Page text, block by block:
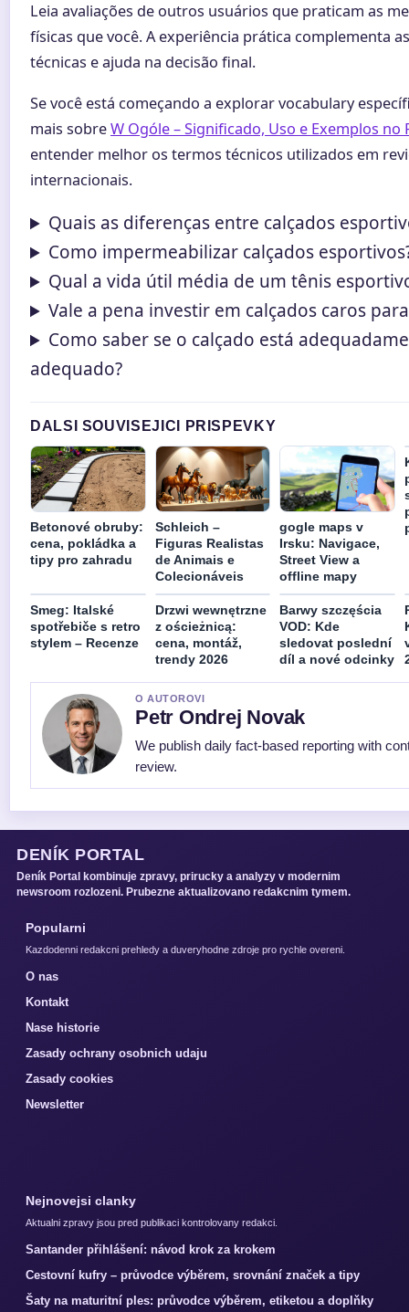
Leia avaliações de outros usuários que praticam as
físicas que você. A experiência prática complementa
técnicas e ajuda na decisão final.
Se você está começando a explorar vocabulary
mais sobreW Ogóle – Significado, Uso e Exemplos no
entender melhor os termos técnicos utilizados em
internacionais.
Quais as diferenças entre calçados
Como impermeabilizar calçados
Qual a vida útil média de um tênis
Vale a pena investir em calçados caros
Como saber se o calçado está
adequado?
DALSI SOUVISEJICI PRISPEVKY
Betonové obruby:
cena, pokládka a
tipy pro zahradu
Schleich –
Figuras Realistas
de Animais e
Colecionáveis
gogle maps v
Irsku: Navigace,
Street View a
offline mapy
Smeg: Italské
spotřebiče s retro
stylem – Recenze
Drzwi wewnętrzne
z ościeżnicą:
cena, montáž,
trendy 2026
Barwy szczęścia
VOD: Kde
sledovat poslední
díl a nové odcinky
O AUTOROVI
Petr Ondrej Novak
We publish daily fact-based reporting with
review.
DENÍK PORTAL
Deník Portal kombinuje zpravy, prirucky a analyzy v modernim
newsroom rozlozeni. Prubezne aktualizovano redakcnim tymem.
Popularni
Kazdodenni redakcni prehledy a duveryhodne zdroje pro rychle overeni.
O nas
Kontakt
Nase historie
Zasady ochrany osobnich udaju
Zasady cookies
Newsletter
Nejnovejsi clanky
Aktualni zpravy jsou pred publikaci kontrolovany redakci.
Santander přihlášení: návod krok za krokem
Cestovní kufry – průvodce výběrem, srovnání značek a tipy
Šaty na maturitní ples: průvodce výběrem, etiketou a doplňky